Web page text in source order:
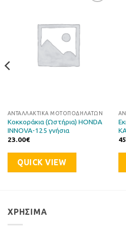
Επιθυμιών
ΑΝΤΑΛΛΑΚΤΙΚΆ ΜΟΤΟΠΟΔΗΛΆΤΩΝ
Κοκκοράκια (Ωστήρια) HONDA
INNOVA-125 γνήσια
23.00€
QUICK VIEW
ΧΡΉΣΙΜΑ